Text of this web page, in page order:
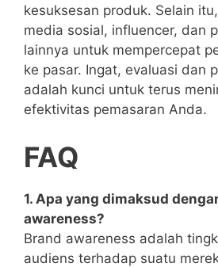
kesuksesan produk. Selain
media sosial, influencer, dan
lainnya untuk mempercepat
ke pasar. Ingat, evaluasi dan
adalah kunci untuk terus
efektivitas pemasaran Anda.
FAQ
1. Apa yang dimaksud
awareness?
Brand awareness adalah
audiens terhadap suatu